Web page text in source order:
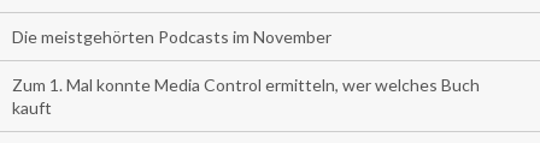
Die meistgehörten Podcasts im November
Zum 1. Mal konnte Media Control ermitteln, wer welches Buch
kauft